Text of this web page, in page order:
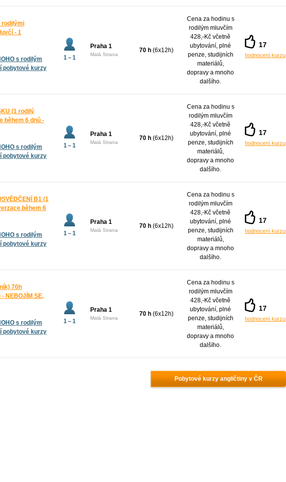
rodilými
- 1
s rodilým
pobytové kurzy
1 – 1
Praha 1
Malá Strana
70 h (6x12h)
Cena za hodinu s
rodilým mluvčím
428,-Kč včetně
ubytování, plné
penze, studijních
materiálů,
dopravy a mnoho
dalšího.
17
hodnocení kurzu
(1 rodilý
během 6 dnů -
s rodilým
pobytové kurzy
1 – 1
Praha 1
Malá Strana
70 h (6x12h)
Cena za hodinu s
rodilým mluvčím
428,-Kč včetně
ubytování, plné
penze, studijních
materiálů,
dopravy a mnoho
dalšího.
17
hodnocení kurzu
B1 (1
během 6
s rodilým
pobytové kurzy
1 – 1
Praha 1
Malá Strana
70 h (6x12h)
Cena za hodinu s
rodilým mluvčím
428,-Kč včetně
ubytování, plné
penze, studijních
materiálů,
dopravy a mnoho
dalšího.
17
hodnocení kurzu
70h
NEBOJÍM SE,
s rodilým
pobytové kurzy
1 – 1
Praha 1
Malá Strana
70 h (6x12h)
Cena za hodinu s
rodilým mluvčím
428,-Kč včetně
ubytování, plné
penze, studijních
materiálů,
dopravy a mnoho
dalšího.
17
hodnocení kurzu
Pobytové kurzy angličtiny v ČR